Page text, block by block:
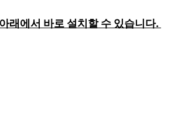
래에서 바로 설치할 수 있습니다.